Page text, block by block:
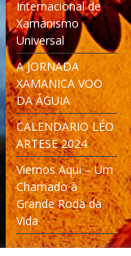
Internacional de
Xamanismo
Universal
A JORNADA
XAMANICA VOO
DA ÁGUIA
CALENDARIO LÉO
ARTESE 2024
Viemos Aqui – Um
Chamado à
Grande Roda da
Vida